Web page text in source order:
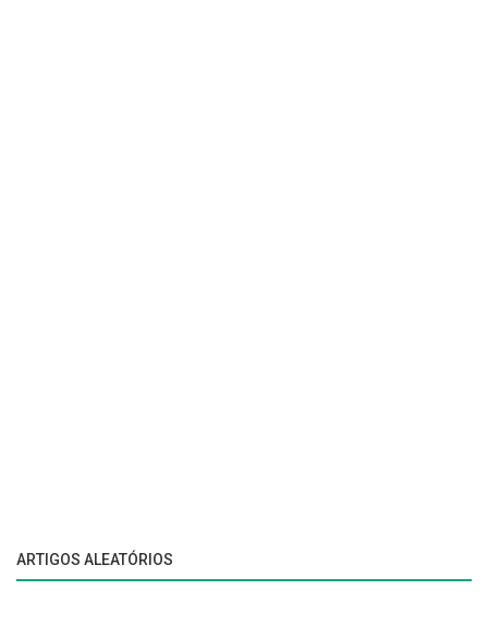
ARTIGOS ALEATÓRIOS